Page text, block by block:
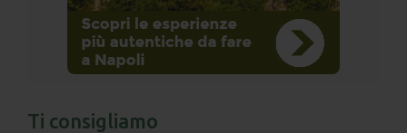
Ti consigliamo